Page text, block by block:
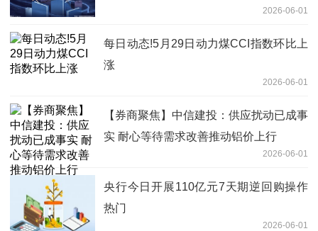
2026-06-01
每日动态!5月29日动力煤CCI指数环比上
涨
2026-06-01
【券商聚焦】中信建投：供应扰动已成事
实 耐心等待需求改善推动铝价上行
2026-06-01
央行今日开展110亿元7天期逆回购操作
热门
2026-06-01